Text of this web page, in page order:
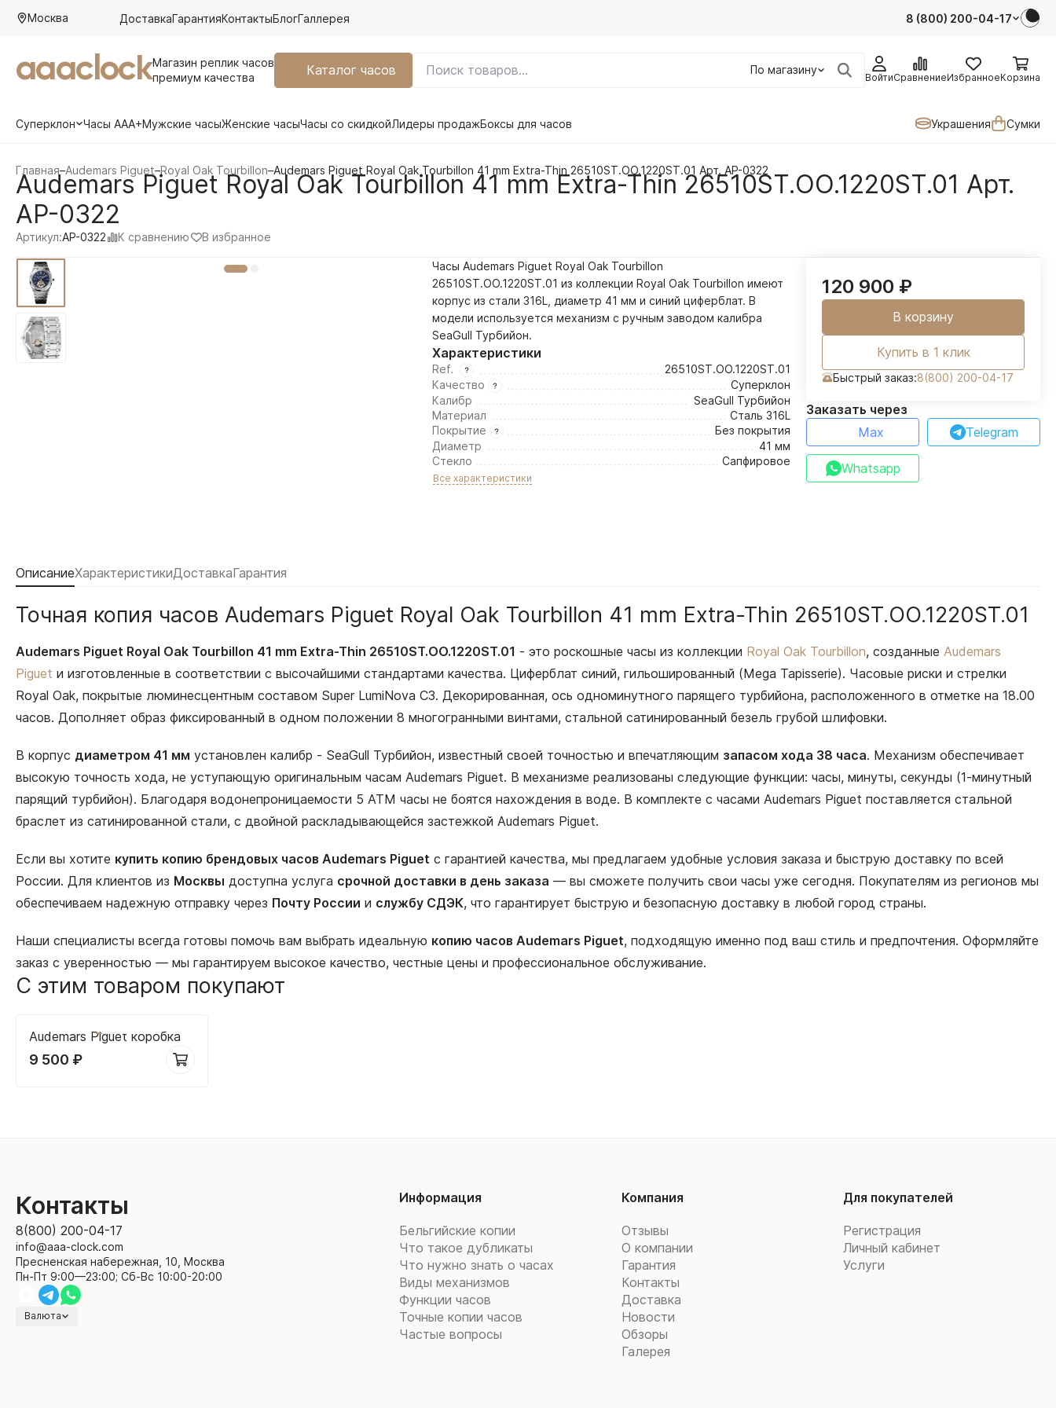
Москва ДоставкаГарантияКонтактыБлогГаллерея 8 (800) 200-04-17
aaaclockМагазин реплик часов
премиум качества
Каталог часов По магазину
ВойтиСравнениеИзбранноеКорзина
Суперклон Часы AAA+Мужские часыЖенские часыЧасы со скидкойЛидеры продажБоксы для часов Украшения Сумки
Главная–Audemars Piguet–Royal Oak Tourbillon–Audemars Piguet Royal Oak Tourbillon 41 mm Extra-Thin 26510ST.OO.1220ST.01 Арт. AP-0322
Audemars Piguet Royal Oak Tourbillon 41 mm Extra-Thin 26510ST.OO.1220ST.01 Арт.
AP-0322
Артикул:AP-0322 К сравнению В избранное
Часы Audemars Piguet Royal Oak Tourbillon
26510ST.OO.1220ST.01 из коллекции Royal Oak Tourbillon имеют
корпус из стали 316L, диаметр 41 мм и синий циферблат. В
модели используется механизм с ручным заводом калибра
SeaGull Турбийон.
Характеристики
Ref.
26510ST.OO.1220ST.01
Качество
Суперклон
Калибр
SeaGull Турбийон
Материал
Сталь 316L
Покрытие
Без покрытия
Диаметр
41 мм
Стекло
Сапфировое
Все характеристики
120 900 ₽
В корзину
Купить в 1 клик
Быстрый заказ:8(800) 200-04-17
Заказать через
Max
Telegram
Whatsapp
ОписаниеХарактеристикиДоставкаГарантия
Точная копия часов Audemars Piguet Royal Oak Tourbillon 41 mm Extra-Thin 26510ST.OO.1220ST.01
Audemars Piguet Royal Oak Tourbillon 41 mm Extra-Thin 26510ST.OO.1220ST.01 - это роскошные часы из коллекции Royal Oak Tourbillon, созданные Audemars
Piguet и изготовленные в соответствии с высочайшими стандартами качества. Циферблат синий, гильошированный (Mega Tapisserie). Часовые риски и стрелки
Royal Oak, покрытые люминесцентным составом Super LumiNova С3. Декорированная, ось одноминутного парящего турбийона, расположенного в отметке на 18.00
часов. Дополняет образ фиксированный в одном положении 8 многогранными винтами, стальной сатинированный безель грубой шлифовки.
В корпус диаметром 41 мм установлен калибр - SeaGull Турбийон, известный своей точностью и впечатляющим запасом хода 38 часа. Механизм обеспечивает
высокую точность хода, не уступающую оригинальным часам Audemars Piguet. В механизме реализованы следующие функции: часы, минуты, секунды (1-минутный
парящий турбийон). Благодаря водонепроницаемости 5 АТМ часы не боятся нахождения в воде. В комплекте с часами Audemars Piguet поставляется стальной
браслет из сатинированной стали, с двойной раскладывающейся застежкой Audemars Piguet.
Если вы хотите купить копию брендовых часов Audemars Piguet с гарантией качества, мы предлагаем удобные условия заказа и быструю доставку по всей
России. Для клиентов из Москвы доступна услуга срочной доставки в день заказа — вы сможете получить свои часы уже сегодня. Покупателям из регионов мы
обеспечиваем надежную отправку через Почту России и службу СДЭК, что гарантирует быструю и безопасную доставку в любой город страны.
Наши специалисты всегда готовы помочь вам выбрать идеальную копию часов Audemars Piguet, подходящую именно под ваш стиль и предпочтения. Оформляйте
заказ с уверенностью — мы гарантируем высокое качество, честные цены и профессиональное обслуживание.
С этим товаром покупают
Audemars Piguet коробка
9 500 ₽
Контакты
8(800) 200-04-17
info@aaa-clock.com
Пресненская набережная, 10, Москва
Пн-Пт 9:00—23:00; Сб-Вс 10:00-20:00
Валюта
Информация
Бельгийские копии
Что такое дубликаты
Что нужно знать о часах
Виды механизмов
Функции часов
Точные копии часов
Частые вопросы
Компания
Отзывы
О компании
Гарантия
Контакты
Доставка
Новости
Обзоры
Галерея
Для покупателей
Регистрация
Личный кабинет
Услуги